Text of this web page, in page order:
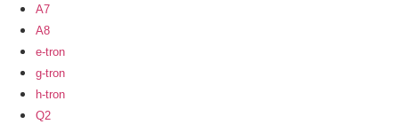
A7
A8
e-tron
g-tron
h-tron
Q2